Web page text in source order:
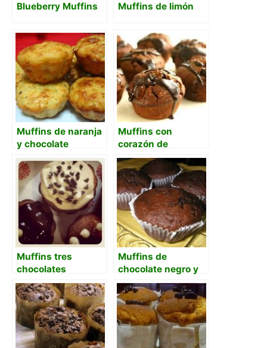
Blueberry Muffins Muffins de limón
Muffins de naranja
y chocolate
Muffins con
corazón de
chocolate en
Thermomix
Muffins tres
chocolates
Muffins de
chocolate negro y
blanco (thermomix)